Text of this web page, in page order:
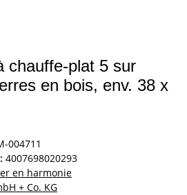
chauffe-plat 5 sur
en bois, env. 38 x
004711
4007698020293
en harmonie
+ Co. KG